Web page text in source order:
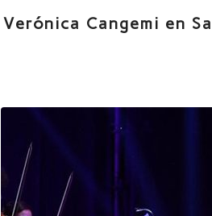
Verónica Cangemi en